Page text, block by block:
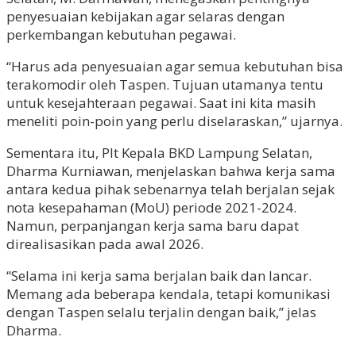
penyesuaian kebijakan agar selaras dengan
perkembangan kebutuhan pegawai.
“Harus ada penyesuaian agar semua kebutuhan bisa
terakomodir oleh Taspen. Tujuan utamanya tentu
untuk kesejahteraan pegawai. Saat ini kita masih
meneliti poin-poin yang perlu diselaraskan,” ujarnya.
Sementara itu, Plt Kepala BKD Lampung Selatan,
Dharma Kurniawan, menjelaskan bahwa kerja sama
antara kedua pihak sebenarnya telah berjalan sejak
nota kesepahaman (MoU) periode 2021-2024.
Namun, perpanjangan kerja sama baru dapat
direalisasikan pada awal 2026.
“Selama ini kerja sama berjalan baik dan lancar.
Memang ada beberapa kendala, tetapi komunikasi
dengan Taspen selalu terjalin dengan baik,” jelas
Dharma.